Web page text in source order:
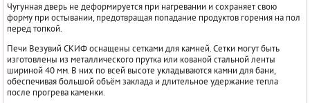
Чугунная дверь не деформируется при нагревании и сохраняет свою
форму при остывании, предотвращая попадание продуктов горения на пол
перед топкой.
Печи Везувий СКИФ оснащены сетками для камней. Сетки могут быть
изготовлены из металлического прутка или кованой стальной ленты
шириной 40 мм. В них по всей высоте укладываются камни для бани,
обеспечивая большой объём заклада и длительное удержание тепла
после прогрева каменки.